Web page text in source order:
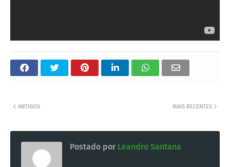
MAIS RECENTES
ANTIGOS
Postado por Leandro Santana